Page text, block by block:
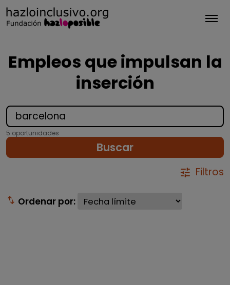
Empleos que impulsan la
inserción
5 oportunidades
Buscar
tune Filtros
swap_vert Ordenar por: